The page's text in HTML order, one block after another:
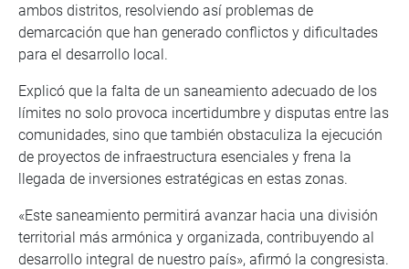
ambos distritos, resolviendo así problemas de
demarcación que han generado conflictos y dificultades
para el desarrollo local.
Explicó que la falta de un saneamiento adecuado de los
límites no solo provoca incertidumbre y disputas entre las
comunidades, sino que también obstaculiza la ejecución
de proyectos de infraestructura esenciales y frena la
llegada de inversiones estratégicas en estas zonas.
«Este saneamiento permitirá avanzar hacia una división
territorial más armónica y organizada, contribuyendo al
desarrollo integral de nuestro país», afirmó la congresista.